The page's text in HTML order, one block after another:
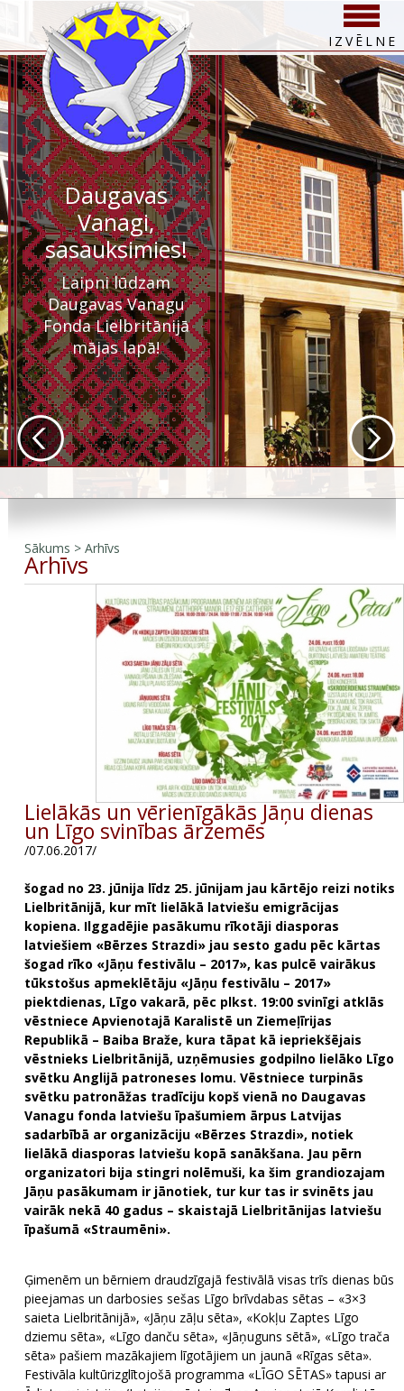
Daugavas
Vanagi,
sasauksimies!
Laipni lūdzam
Daugavas Vanagu
Fonda Lielbritānijā
mājas lapā!
IZVĒLNE
Sākums > Arhīvs
Arhīvs
Lielākās un vērienīgākās Jāņu dienas
un Līgo svinības ārzemēs
/07.06.2017/
šogad no 23. jūnija līdz 25. jūnijam jau kārtējo reizi notiks
Lielbritānijā, kur mīt lielākā latviešu emigrācijas
kopiena. Ilggadējie pasākumu rīkotāji diasporas
latviešiem «Bērzes Strazdi» jau sesto gadu pēc kārtas
šogad rīko «Jāņu festivālu – 2017», kas pulcē vairākus
tūkstošus apmeklētāju «Jāņu festivālu – 2017»
piektdienas, Līgo vakarā, pēc plkst. 19:00 svinīgi atklās
vēstniece Apvienotajā Karalistē un Ziemeļīrijas
Republikā – Baiba Braže, kura tāpat kā iepriekšējais
vēstnieks Lielbritānijā, uzņēmusies godpilno lielāko Līgo
svētku Anglijā patroneses lomu. Vēstniece turpinās
svētku patronāžas tradīciju kopš vienā no Daugavas
Vanagu fonda latviešu īpašumiem ārpus Latvijas
sadarbībā ar organizāciju «Bērzes Strazdi», notiek
lielākā diasporas latviešu kopā sanākšana. Jau pērn
organizatori bija stingri nolēmuši, ka šim grandiozajam
Jāņu pasākumam ir jānotiek, tur kur tas ir svinēts jau
vairāk nekā 40 gadus – skaistajā Lielbritānijas latviešu
īpašumā «Straumēni».
Ģimenēm un bērniem draudzīgajā festivālā visas trīs dienas būs
pieejamas un darbosies sešas Līgo brīvdabas sētas – «3×3
saieta Lielbritānijā», «Jāņu zāļu sēta», «Kokļu Zaptes Līgo
dziemu sēta», «Līgo danču sēta», «Jāņuguns sētā», «Līgo trača
sēta» pašiem mazākajiem līgotājiem un jaunā «Rīgas sēta».
Festivāla kultūrizglītojošā programma «LĪGO SĒTAS» tapusi ar